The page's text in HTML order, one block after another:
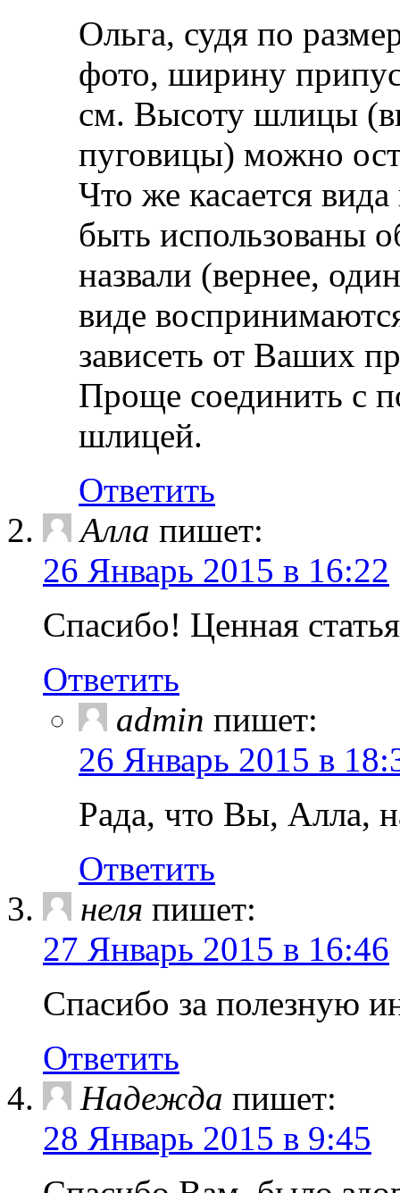
Ольга, судя по
фото, ширину
см. Высоту шлицы
пуговицы) можно
Что же касается
быть использованы
назвали (вернее,
виде
зависеть от Ваших
Проще соединить с
шлицей.
Ответить
Алла пишет:
26 Январь 2015 в 16:22
Спасибо! Ценная статья
Ответить
admin пишет:
26 Январь 2015 в
Рада, что Вы, Алла,
Ответить
неля пишет:
27 Январь 2015 в 16:46
Спасибо за полезную
Ответить
Надежда пишет:
28 Январь 2015 в 9:45